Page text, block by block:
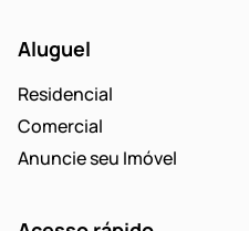
Aluguel
Residencial
Comercial
Anuncie seu Imóvel